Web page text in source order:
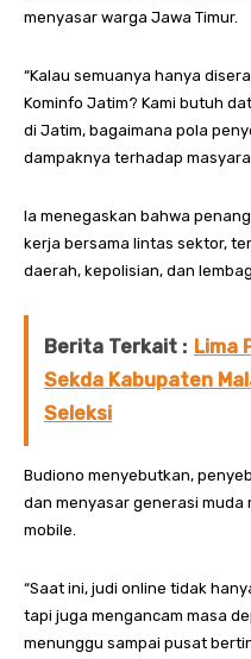
menyasar warga Jawa Timur.
“Kalau semuanya hanya
Kominfo Jatim? Kami butuh
di Jatim, bagaimana pola
dampaknya terhadap
Ia menegaskan bahwa
kerja bersama lintas sektor,
daerah, kepolisian, dan
Berita Terkait : Lima
Sekda Kabupaten
Seleksi
Budiono menyebutkan,
dan menyasar generasi muda
mobile.
“Saat ini, judi online tidak
tapi juga mengancam masa
menunggu sampai pusat